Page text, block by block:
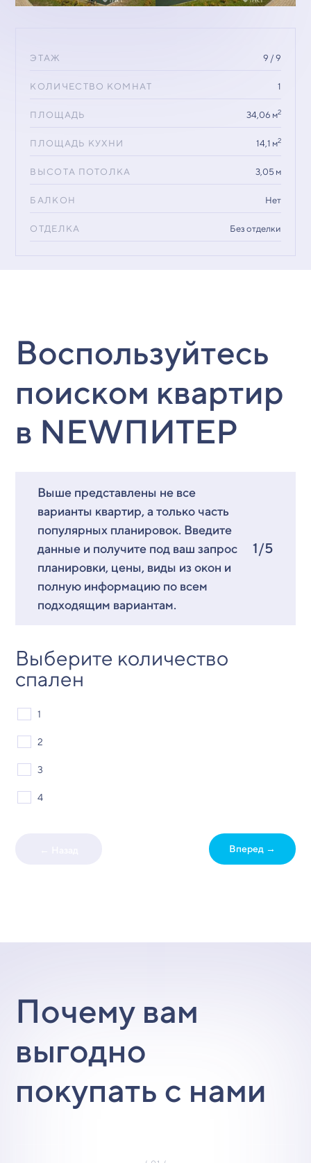
ЭТАЖ 9 / 9
КОЛИЧЕСТВО КОМНАТ 1
ПЛОЩАДЬ 34,06 м2
ПЛОЩАДЬ КУХНИ 14,1 м2
ВЫСОТА ПОТОЛКА 3,05 м
БАЛКОН Нет
ОТДЕЛКА Без отделки
Воспользуйтесь
поиском квартир
в NEWПИТЕР
Выше представлены не все
варианты квартир, а только часть
популярных планировок. Введите
данные и получите под ваш запрос
планировки, цены, виды из окон и
полную информацию по всем
подходящим вариантам.
1/5
Выберите количество
спален
1
2
3
4
Вперед →
Почему вам
выгодно
покупать с нами